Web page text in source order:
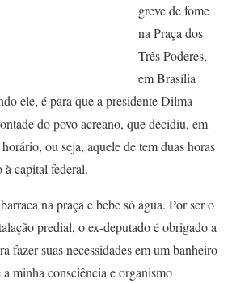
greve de fome
na Praça dos
Três Poderes,
em Brasília
ele, é para que a presidente Dilma
do povo acreano, que decidiu, em
ou seja, aquele de tem duas horas
à capital federal.
na praça e bebe só água. Por ser o
predial, o ex-deputado é obrigado a
fazer suas necessidades em um banheiro
minha consciência e organismo